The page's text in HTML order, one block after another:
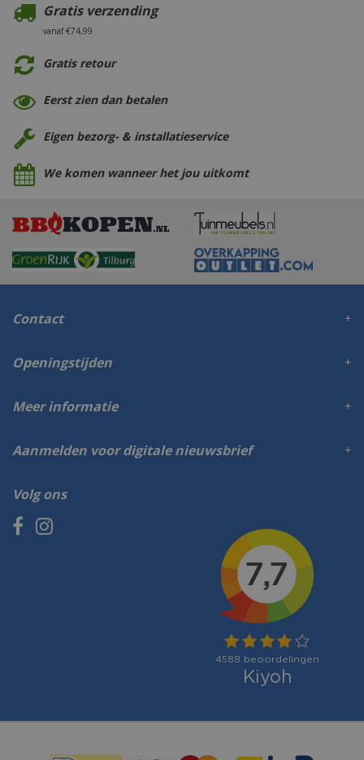
Gratis verzending
vanaf €74,99
Gratis retour
Eerst zien dan betalen
Eigen bezorg- & installatieservice
We komen wanneer het jou uitkomt
Contact
Volg ons
Openingstijden
Meer informatie
Aanmelden voor digitale nieuwsbrief